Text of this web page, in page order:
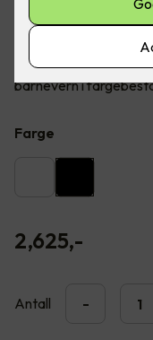
En ferdig montert,
av fargebestandig
vil du kunne lade
C-uttakene.
barnevern i
Farge
2,625,-
Antall -